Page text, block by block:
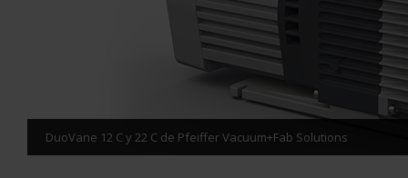
DuoVane 12 C y 22 C de Pfeiffer Vacuum+Fab Solutions